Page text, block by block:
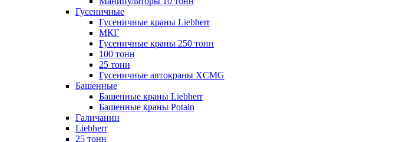
Гусеничные
Гусеничные краны Liebherr
МКГ
Гусеничные краны 250 тонн
100 тонн
25 тонн
Гусеничные автокраны XCMG
Башенные
Башенные краны Liebherr
Башенные краны Potain
Галичанин
Liebherr
25 тонн